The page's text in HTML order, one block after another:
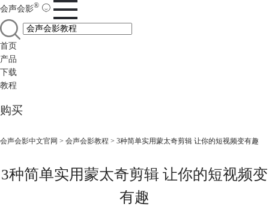
会声会影®
首页
产品
下载
教程
购买
会声会影中文官网 > 会声会影教程 > 3种简单实用蒙太奇剪辑 让你的短视频变有趣
3种简单实用蒙太奇剪辑 让你的短视频变
有趣